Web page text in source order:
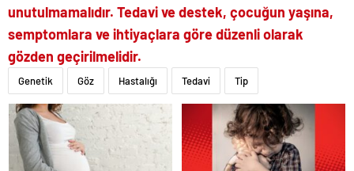
unutulmamalıdır. Tedavi ve destek, çocuğun yaşına,
semptomlara ve ihtiyaçlara göre düzenli olarak
gözden geçirilmelidir.
Genetik Göz Hastalığı Tedavi Tip